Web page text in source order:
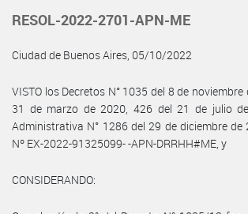
RESOL-2022-2701-APN-ME
Ciudad de Buenos Aires, 05/10/2022
VISTO los Decretos N° 1035 del 8 de noviembre
31 de marzo de 2020, 426 del 21 de julio
Administrativa N° 1286 del 29 de diciembre de
Nº EX-2022-91325099- -APN-DRRHH#ME, y
CONSIDERANDO: